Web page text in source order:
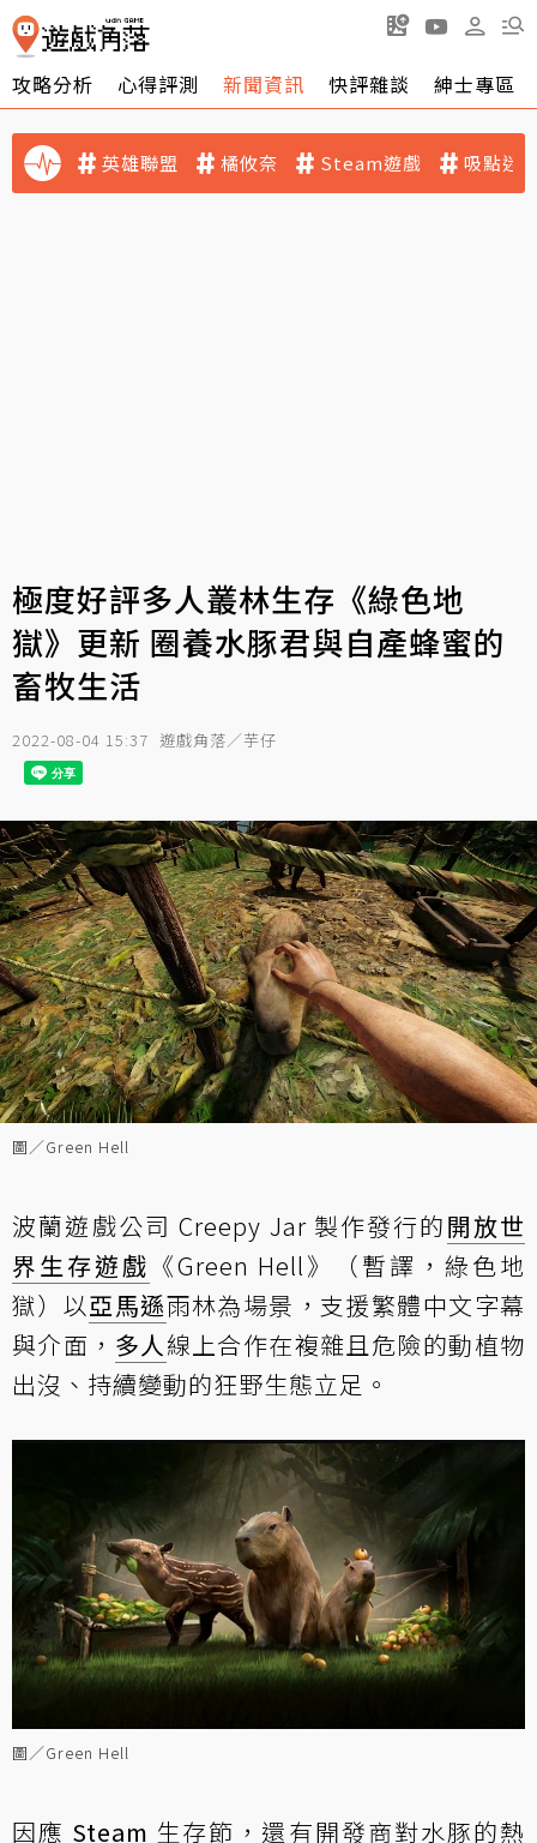
攻略分析 心得評測 新聞資訊 快評雜談 紳士專區
英雄聯盟 橘攸奈 Steam遊戲 吸點迷
極度好評多人叢林生存《綠色地
獄》更新 圈養水豚君與自產蜂蜜的
畜牧生活
2022-08-04 15:37 遊戲角落／芋仔
圖／Green Hell
波蘭遊戲公司 Creepy Jar 製作發行的開放世
界生存遊戲 《Green Hell》（暫譯，綠色地
獄）以亞馬遜雨林為場景，支援繁體中文字幕
與介面， 多人線上合作在複雜且危險的動植物
出沒、持續變動的狂野生態立足。
圖／Green Hell
因應 Steam 生存節，還有開發商對水豚的熱